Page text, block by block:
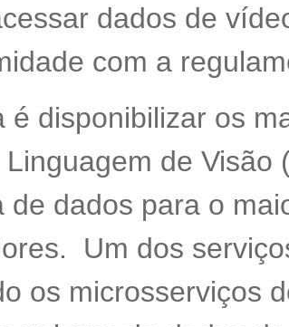
dados de
com a
disponibilizar os
de Visão
dados para o
Um dos
os microsserviços